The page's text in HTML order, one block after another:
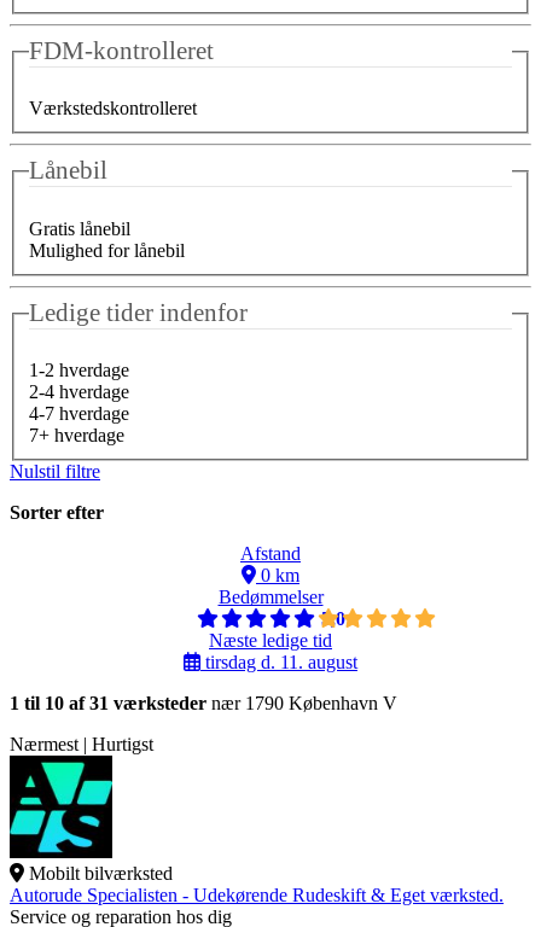
FDM-kontrolleret
Værkstedskontrolleret
Lånebil
Gratis lånebil
Mulighed for lånebil
Ledige tider indenfor
1-2 hverdage
2-4 hverdage
4-7 hverdage
7+ hverdage
Nulstil filtre
Sorter efter
Afstand
0 km
Bedømmelser
5,0
Næste ledige tid
tirsdag d. 11. august
1 til 10 af 31 værksteder nær 1790 København V
Nærmest | Hurtigst
Mobilt bilværksted
Autorude Specialisten - Udekørende Rudeskift & Eget værksted.
Service og reparation hos dig